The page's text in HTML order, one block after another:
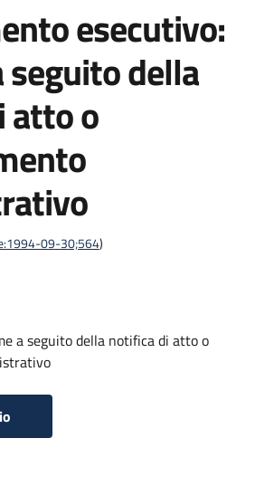
esecutivo:
seguito della
atto o
09-30;564)
a seguito della notifica di atto o